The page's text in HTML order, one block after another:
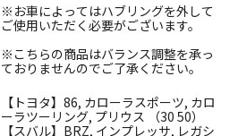
※お車によってはハブリングを外して
ご使用いただく必要がございます。
※こちらの商品はバランス調整を承っ
ておりませんのでご了承ください。
【トヨタ】86, カローラスポーツ, カロ
ーラツーリング, プリウス （30 50）
【スバル】BRZ, インプレッサ, レガシ